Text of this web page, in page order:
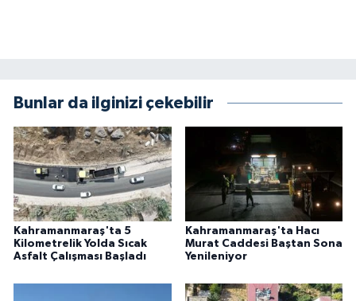
Bunlar da ilginizi çekebilir
Kahramanmaraş'ta 5
Kilometrelik Yolda Sıcak
Asfalt Çalışması Başladı
Kahramanmaraş'ta Hacı
Murat Caddesi Baştan Sona
Yenileniyor